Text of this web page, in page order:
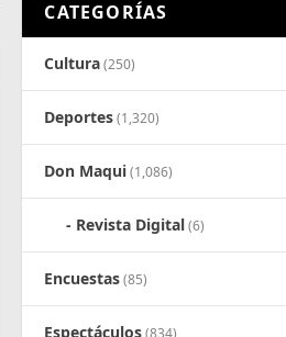
CATEGORÍAS
Cultura(250)
Deportes(1,320)
Don Maqui(1,086)
Revista Digital(6)
Encuestas(85)
Espectáculos